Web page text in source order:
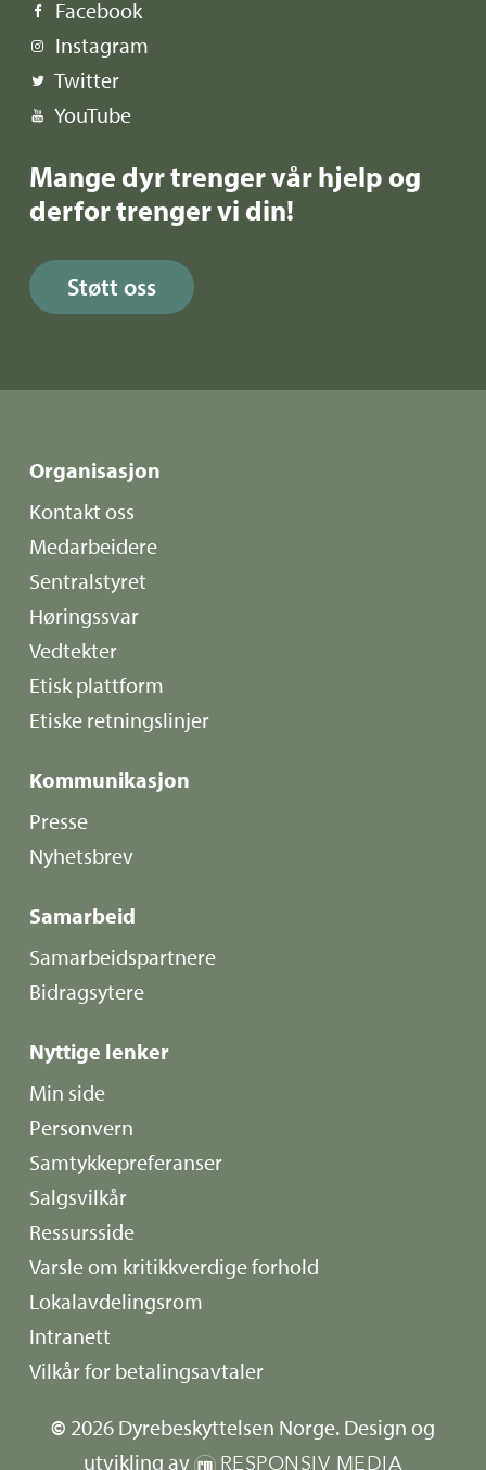
Facebook
Instagram
Twitter
YouTube
Mange dyr trenger vår hjelp og
derfor trenger vi din!
Støtt oss
Organisasjon
Kontakt oss
Medarbeidere
Sentralstyret
Høringssvar
Vedtekter
Etisk plattform
Etiske retningslinjer
Kommunikasjon
Presse
Nyhetsbrev
Samarbeid
Samarbeidspartnere
Bidragsytere
Nyttige lenker
Min side
Personvern
Samtykkepreferanser
Salgsvilkår
Ressursside
Varsle om kritikkverdige forhold
Lokalavdelingsrom
Intranett
Vilkår for betalingsavtaler
© 2026Dyrebeskyttelsen Norge. Design og
utvikling av
RESPONSIV MEDIA